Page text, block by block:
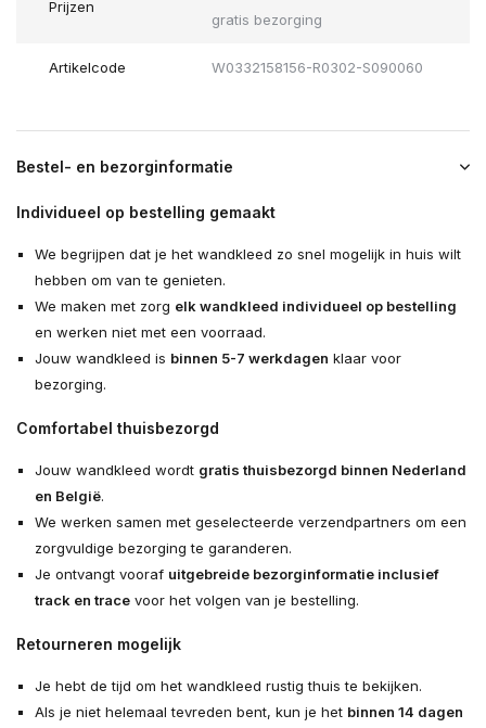
Prijzen
gratis bezorging
Artikelcode W0332158156-R0302-S090060
Bestel- en bezorginformatie
Individueel op bestelling gemaakt
We begrijpen dat je het wandkleed zo snel mogelijk in huis wilt
hebben om van te genieten.
We maken met zorg elk wandkleed individueel op bestelling
en werken niet met een voorraad.
Jouw wandkleed is binnen 5-7 werkdagen klaar voor
bezorging.
Comfortabel thuisbezorgd
Jouw wandkleed wordt gratis thuisbezorgd binnen Nederland
en België.
We werken samen met geselecteerde verzendpartners om een
zorgvuldige bezorging te garanderen.
Je ontvangt vooraf uitgebreide bezorginformatie inclusief
track en tracevoor het volgen van je bestelling.
Retourneren mogelijk
Je hebt de tijd om het wandkleed rustig thuis te bekijken.
Als je niet helemaal tevreden bent, kun je het binnen 14 dagen